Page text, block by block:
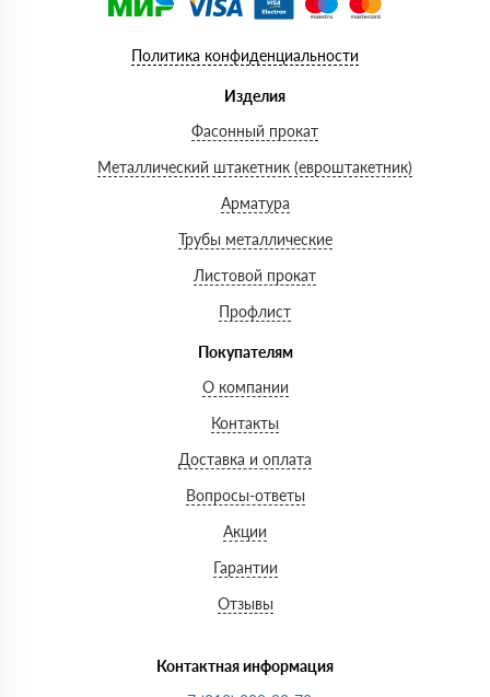
Политика конфиденциальности
Изделия
Фасонный прокат
Металлический штакетник (евроштакетник)
Арматура
Трубы металлические
Листовой прокат
Профлист
Покупателям
О компании
Контакты
Доставка и оплата
Вопросы-ответы
Акции
Гарантии
Отзывы
Контактная информация